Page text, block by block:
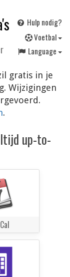
Hulp nodig?
Voetbal
Language
gratis in je
Wijzigingen
.
up-to-